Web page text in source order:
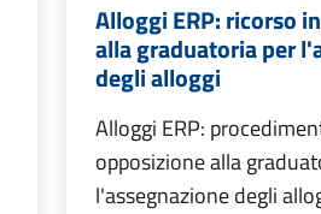
Alloggi ERP: ricorso
alla graduatoria per
degli alloggi
Alloggi ERP:
opposizione alla
l'assegnazione degli